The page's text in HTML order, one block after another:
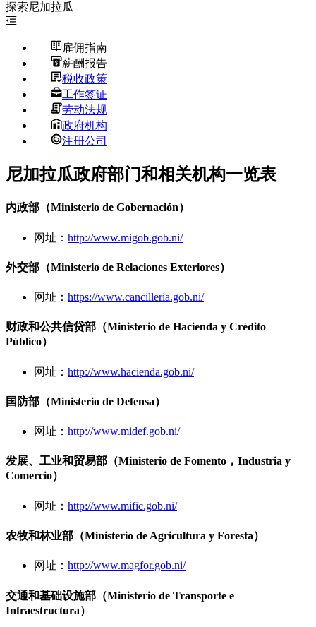
探索尼加拉瓜
雇佣指南
薪酬报告
税收政策
工作签证
劳动法规
政府机构
注册公司
尼加拉瓜政府部门和相关机构一览表
内政部（Ministerio de Gobernación）
网址： http://www.migob.gob.ni/
外交部（Ministerio de Relaciones Exteriores）
网址： https://www.cancilleria.gob.ni/
财政和公共信贷部（Ministerio de Hacienda y Crédito
Público）
网址： http://www.hacienda.gob.ni/
国防部（Ministerio de Defensa）
网址： http://www.midef.gob.ni/
发展、工业和贸易部（Ministerio de Fomento，Industria y
Comercio）
网址： http://www.mific.gob.ni/
农牧和林业部（Ministerio de Agricultura y Foresta）
网址： http://www.magfor.gob.ni/
交通和基础设施部（Ministerio de Transporte e
Infraestructura）